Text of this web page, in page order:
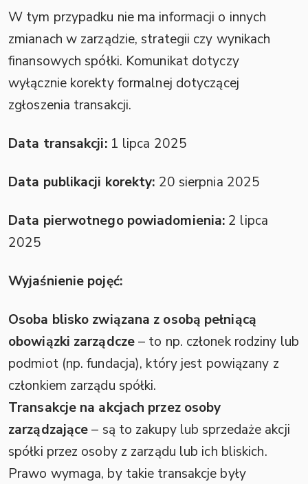
W tym przypadku nie ma informacji o innych
zmianach w zarządzie, strategii czy wynikach
finansowych spółki. Komunikat dotyczy
wyłącznie korekty formalnej dotyczącej
zgłoszenia transakcji.
Data transakcji:1 lipca 2025
Data publikacji korekty: 20 sierpnia 2025
Data pierwotnego powiadomienia: 2 lipca
2025
Wyjaśnienie pojęć:
Osoba blisko związana z osobą pełniącą
obowiązki zarządcze– to np. członek rodziny lub
podmiot (np. fundacja), który jest powiązany z
członkiem zarządu spółki.
Transakcje na akcjach przez osoby
zarządzające– są to zakupy lub sprzedaże akcji
spółki przez osoby z zarządu lub ich bliskich.
Prawo wymaga, by takie transakcje były